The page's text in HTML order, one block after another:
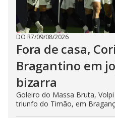
DO R7/09/08/2026
Fora de casa,
Bragantino em
bizarra
Goleiro do Massa Bruta,
triunfo do Timão, em